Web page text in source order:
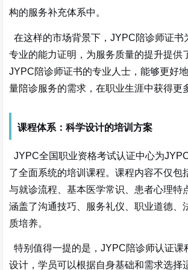
构的服务补充体系中。
在这样的市场背景下，JYPC陪诊师证书
专业的能力证明，为服务质量的提升提供
JYPC陪诊师证书的专业人士，能够更好
量陪诊服务的需求，在职业生涯中获得更
课程体系：科学设计的培训方案
JYPC全国职业资格考试认证中心为
了全面系统的培训课程。课程内容不仅包
与就诊流程、基本医学常识、患者心理特
涵盖了沟通技巧、服务礼仪、职业道德、
质培养。
特别值得一提的是，JYPC陪诊师认证课
设计，学员可以根据自身基础和需求选择